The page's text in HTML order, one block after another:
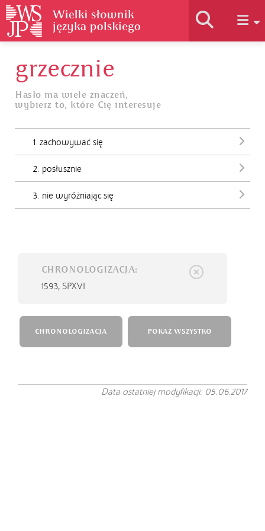
Historia słownika
Jak korzystać
Podstawy naukowe
grzecznie
Hasło ma wiele znaczeń,
wybierz to, które Cię interesuje
1. zachowywać się
2. posłusznie
3. nie wyróżniając się
CHRONOLOGIZACJA:
1593, SPXVI
CHRONOLOGIZACJA POKAŻ WSZYSTKO
Data ostatniej modyfikacji: 05.06.2017